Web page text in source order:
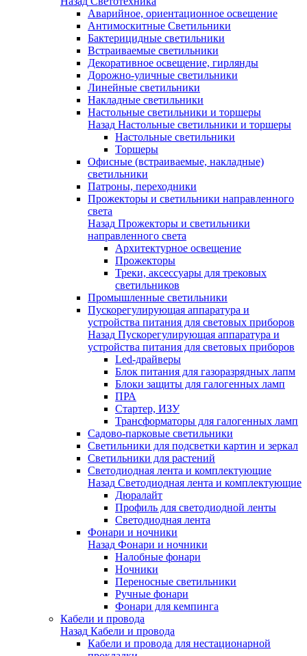
Аварийное, ориентационное освещение
Антимоскитные Светильники
Бактерицидные светильники
Встраиваемые светильники
Декоративное освещение, гирлянды
Дорожно-уличные светильники
Линейные светильники
Накладные светильники
Настольные светильники и торшеры
Назад Настольные светильники и торшеры
Настольные светильники
Торшеры
Офисные (встраиваемые, накладные)
светильники
Патроны, переходники
Прожекторы и светильники направленного
света
Назад Прожекторы и светильники
направленного света
Архитектурное освещение
Прожекторы
Треки, аксессуары для трековых
светильников
Промышленные светильники
Пускорегулирующая аппаратура и
устройства питания для световых приборов
Назад Пускорегулирующая аппаратура и
устройства питания для световых приборов
Led-драйверы
Блок питания для газоразрядных лапм
Блоки защиты для галогенных ламп
ПРА
Стартер, ИЗУ
Трансформаторы для галогенных ламп
Садово-парковые светильники
Светильники для подсветки картин и зеркал
Светильники для растений
Светодиодная лента и комплектующие
Назад Светодиодная лента и комплектующие
Дюралайт
Профиль для светодиодной ленты
Светодиодная лента
Фонари и ночники
Назад Фонари и ночники
Налобные фонари
Ночники
Переносные светильники
Ручные фонари
Фонари для кемпинга
Кабели и провода
Назад Кабели и провода
Кабели и провода для нестационарной